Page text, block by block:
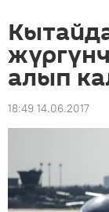
алып
18:49 14.06.2017